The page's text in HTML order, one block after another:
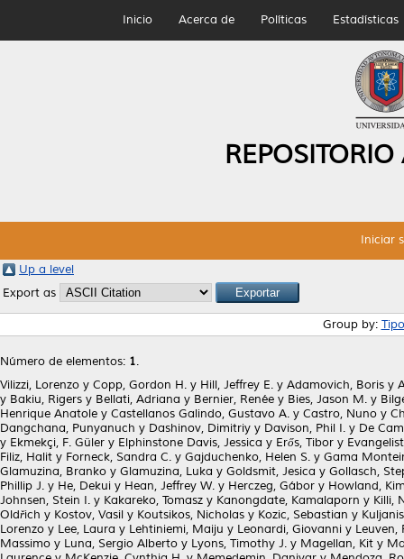
Inicio Acerca de Políticas Estadísticas
Iniciar
Up a level
Export as
Group by:
Número de elementos: 1.
Vilizzi, Lorenzo y Copp, Gordon H. y Hill, Jeffrey E. y Adamovich, Boris y
y Bakiu, Rigers y Bellati, Adriana y Bernier, Renée y Bies, Jason M. y
Henrique Anatole y Castellanos Galindo, Gustavo A. y Castro, Nuno y
Dangchana, Punyanuch y Dashinov, Dimitriy y Davison, Phil I. y De
y Ekmekçi, F. Güler y Elphinstone Davis, Jessica y Erős, Tibor y
Filiz, Halit y Forneck, Sandra C. y Gajduchenko, Helen S. y Gama
Glamuzina, Branko y Glamuzina, Luka y Goldsmit, Jesica y Gollasch,
Phillip J. y He, Dekui y Hean, Jeffrey W. y Herczeg, Gábor y Howland,
Johnsen, Stein I. y Kakareko, Tomasz y Kanongdate, Kamalaporn y Killi,
Oldřich y Kostov, Vasil y Koutsikos, Nicholas y Kozic, Sebastian y
Lorenzo y Lee, Laura y Lehtiniemi, Maiju y Leonardi, Giovanni y Leuven,
Massimo y Luna, Sergio Alberto y Lyons, Timothy J. y Magellan, Kit y